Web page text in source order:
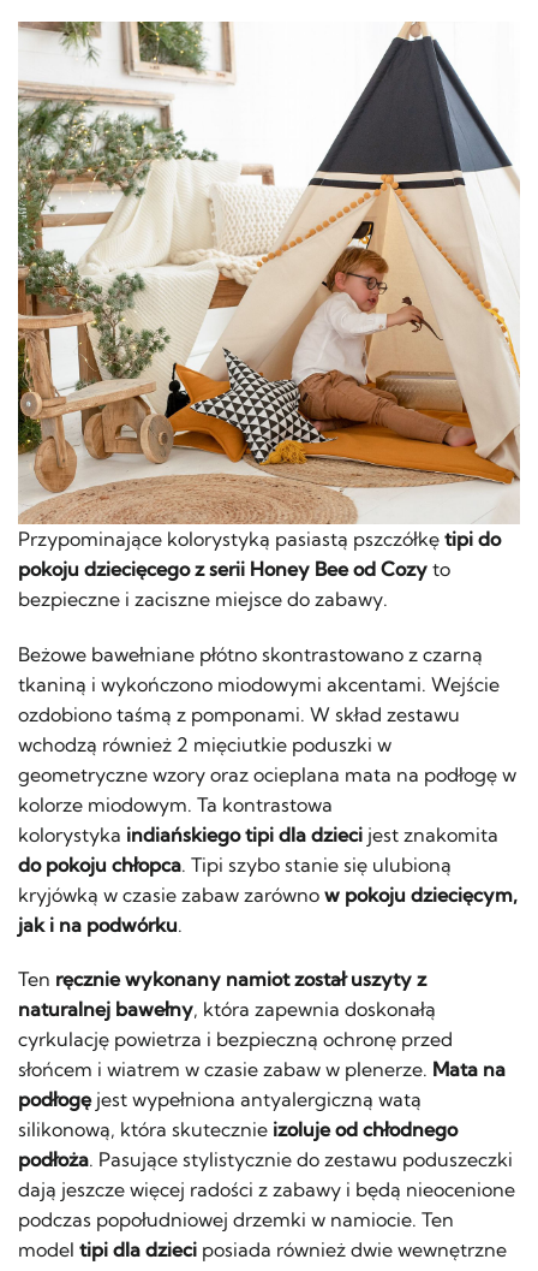
Przypominające kolorystyką pasiastą pszczółkę tipi do
pokoju dziecięcego z serii Honey Bee od Cozy to
bezpieczne i zaciszne miejsce do zabawy.
Beżowe bawełniane płótno skontrastowano z czarną
tkaniną i wykończono miodowymi akcentami. Wejście
ozdobiono taśmą z pomponami. W skład zestawu
wchodzą również 2 mięciutkie poduszki w
geometryczne wzory oraz ocieplana mata na podłogę w
kolorze miodowym. Ta kontrastowa
kolorystyka indiańskiego tipi dla dzieci jest znakomita
do pokoju chłopca. Tipi szybo stanie się ulubioną
kryjówką w czasie zabaw zarówno w pokoju dziecięcym,
jak i na podwórku.
Ten ręcznie wykonany namiot został uszyty z
naturalnej bawełny, która zapewnia doskonałą
cyrkulację powietrza i bezpieczną ochronę przed
słońcem i wiatrem w czasie zabaw w plenerze. Mata na
podłogęjest wypełniona antyalergiczną watą
silikonową, która skutecznie izoluje od chłodnego
podłoża. Pasujące stylistycznie do zestawu poduszeczki
dają jeszcze więcej radości z zabawy i będą nieocenione
podczas popołudniowej drzemki w namiocie. Ten
model tipi dla dzieci posiada również dwie wewnętrzne